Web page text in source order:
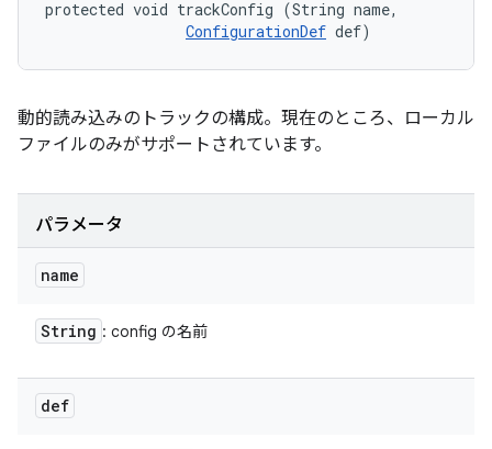
protected void trackConfig (String name,
ConfigurationDef def)
動的読み込みのトラックの構成。現在のところ、ローカル
ファイルのみがサポートされています。
パラメータ
name
String : config の名前
def